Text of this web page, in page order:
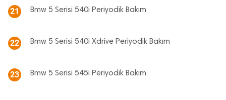
21 Bmw 5 Serisi 540i Periyodik Bakım
22 Bmw 5 Serisi 540i Xdrive Periyodik Bakım
23 Bmw 5 Serisi 545i Periyodik Bakım